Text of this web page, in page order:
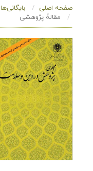
صفحه اصلی بایگانی‌ها
مقالۀ پژوهشی